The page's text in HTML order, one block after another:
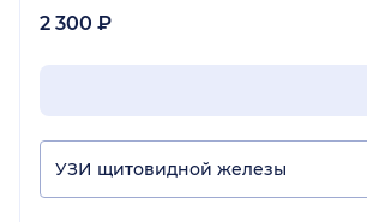
2 300 ₽
УЗИ щитовидной железы